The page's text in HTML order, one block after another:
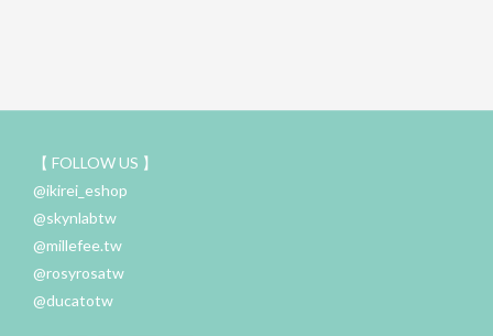
【 FOLLOW US 】
@ikirei_eshop
@skynlabtw
@millefee.tw
@rosyrosatw
@ducatotw